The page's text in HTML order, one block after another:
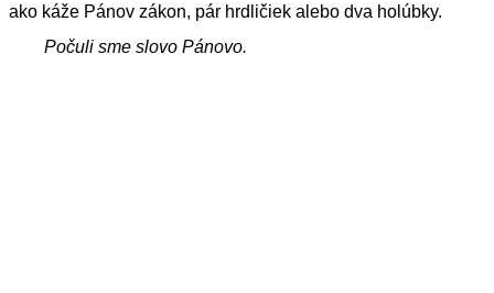
ako káže Pánov zákon, pár hrdličiek alebo dva holúbky.
Počuli sme slovo Pánovo.